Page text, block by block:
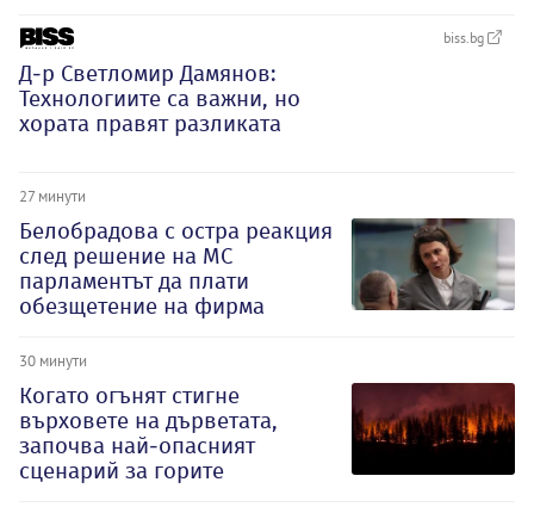
biss.bg
Д-р Светломир Дамянов:
Технологиите са важни, но
хората правят разликата
27 минути
Белобрадова с остра реакция
след решение на МС
парламентът да плати
обезщетение на фирма
30 минути
Когато огънят стигне
върховете на дърветата,
започва най-опасният
сценарий за горите